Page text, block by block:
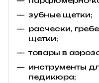
зубные щетки;
расчески,
щетки;
товары в
инструменты
педикюра;